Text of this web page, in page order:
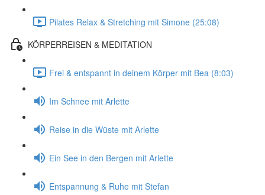
Pilates Relax & Stretching mit Simone (25:08)
KÖRPERREISEN & MEDITATION
Frei & entspannt in deinem Körper mit Bea (8:03)
Im Schnee mit Arlette
Reise in die Wüste mit Arlette
Ein See in den Bergen mit Arlette
Entspannung & Ruhe mit Stefan